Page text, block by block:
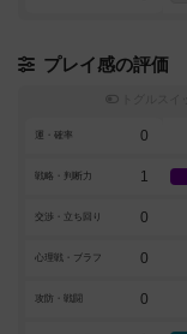
プレイ感の評価
運・確率 0
戦略・判断力 1
交渉・立ち回り 0
心理戦・ブラフ 0
攻防・戦闘 0